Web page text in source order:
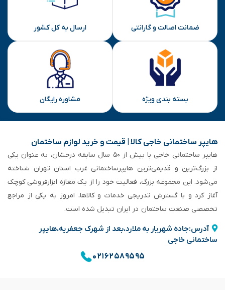
ضمانت اصالت و گارانتی ارسال به کل کشور
بسته بندی ویژه مشاوره رایگان
هایپر ساختمانی خاجی‌ کالا | قیمت و خرید لوازم ساختمان
هایپر ساختمانی خاجی‌ با بیش از ۵۰ سال سابقه‌ درخشان، به عنوان یکی
از بزرگ‌ترین و قدیمی‌ترین هایپرساختمانی‌ غرب استان تهران شناخته
می‌شود. این مجموعه بزرگ، فعالیت خود را از یک مغازه ابزارفروشی کوچک
آغاز کرد و با گسترش تدریجی خدمات و کالاها، امروز به یکی از مراجع
تخصصی صنعت ساختمان در ایران تبدیل شده است.
آدرس:جاده شهریار به ملارد،بعد از شهرک جعفریه،هایپر
ساختمانی خاجی
۰۲۱۶۲۵۸۹۵۹۵